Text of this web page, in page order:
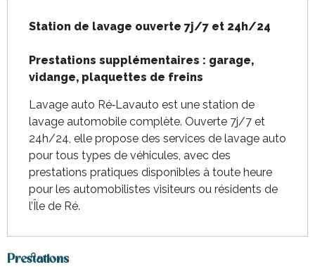
Station de lavage ouverte 7j/7 et 24h/24
Prestations supplémentaires : garage,
vidange, plaquettes de freins
Lavage auto Ré‑Lavauto est une station de
lavage automobile complète. Ouverte 7j/7 et
24h/24, elle propose des services de lavage auto
pour tous types de véhicules, avec des
prestations pratiques disponibles à toute heure
pour les automobilistes visiteurs ou résidents de
l’Île de Ré.
Prestations